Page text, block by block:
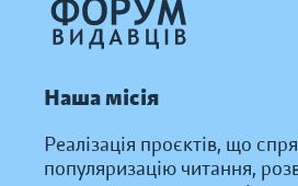
Наша місія
Реалізація проєктів, що
популяризацію читання,